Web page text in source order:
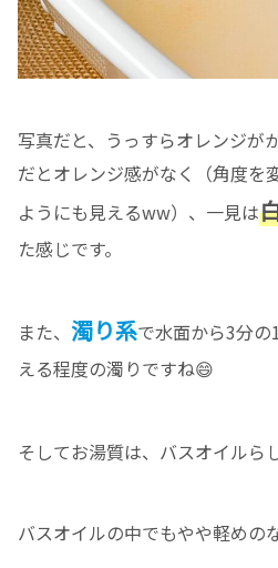
写真だと、うっすらオレンジが
だとオレンジ感がなく（角度を
ようにも見えるww）、一見は
た感じです。
また、 濁り系で水面から3分
える程度の濁りですね😄
そしてお湯質は、バスオイルら
バスオイルの中でもやや軽めの